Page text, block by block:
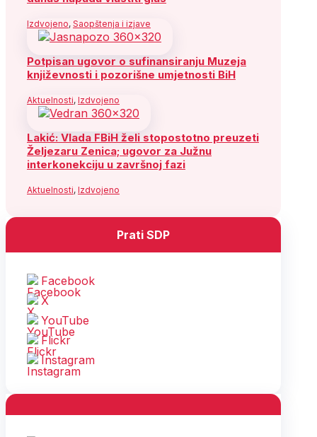
Izdvojeno, Saopštenja i izjave
Potpisan ugovor o sufinansiranju Muzeja
književnosti i pozorišne umjetnosti BiH
Aktuelnosti, Izdvojeno
Lakić: Vlada FBiH želi stopostotno preuzeti
Željezaru Zenica; ugovor za Južnu
interkonekciju u završnoj fazi
Aktuelnosti, Izdvojeno
Prati SDP
Facebook
X
YouTube
Flickr
Instagram